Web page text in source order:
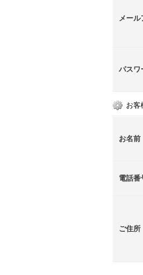
メール
パスワ
お客
お名前
電話番
ご住所